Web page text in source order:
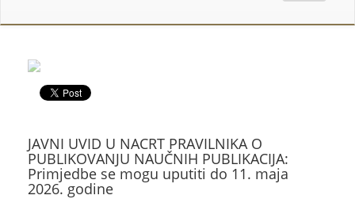
JAVNI UVID U NACRT PRAVILNIKA O
PUBLIKOVANJU NAUČNIH PUBLIKACIJA:
Primjedbe se mogu uputiti do 11. maja
2026. godine